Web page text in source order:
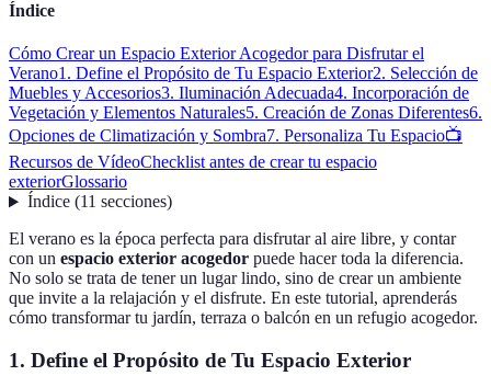
Índice
Cómo Crear un Espacio Exterior Acogedor para Disfrutar el
Verano1. Define el Propósito de Tu Espacio Exterior2. Selección de
Muebles y Accesorios3. Iluminación Adecuada4. Incorporación de
Vegetación y Elementos Naturales5. Creación de Zonas Diferentes6.
Opciones de Climatización y Sombra7. Personaliza Tu Espacio📺
Recursos de VídeoChecklist antes de crear tu espacio
exteriorGlossario
Índice(11 secciones)
El verano es la época perfecta para disfrutar al aire libre, y contar
con un espacio exterior acogedor puede hacer toda la diferencia.
No solo se trata de tener un lugar lindo, sino de crear un ambiente
que invite a la relajación y el disfrute. En este tutorial, aprenderás
cómo transformar tu jardín, terraza o balcón en un refugio acogedor.
1. Define el Propósito de Tu Espacio Exterior